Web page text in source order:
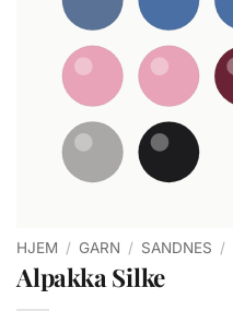
HJEM / GARN / SANDNES /
Alpakka Silke